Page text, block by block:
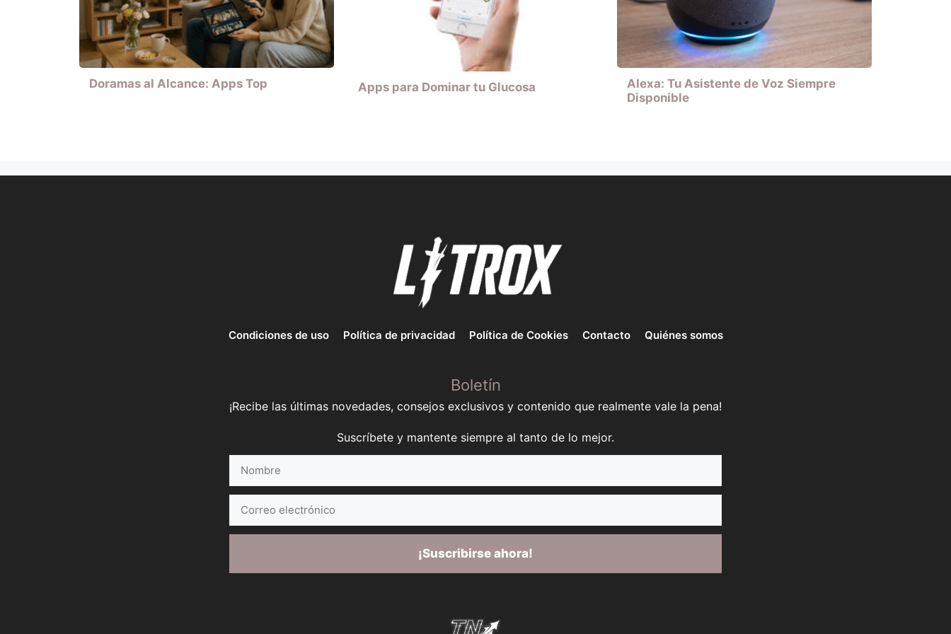
Doramas al Alcance: Apps Top Apps para Dominar tu Glucosa
Alexa: Tu Asistente de Voz Siempre
Disponible
Condiciones de uso Política de privacidad Política de Cookies Contacto Quiénes somos
Boletín
¡Recibe las últimas novedades, consejos exclusivos y contenido que realmente vale la pena!
Suscríbete y mantente siempre al tanto de lo mejor.
electrónico
¡Suscribirse ahora!